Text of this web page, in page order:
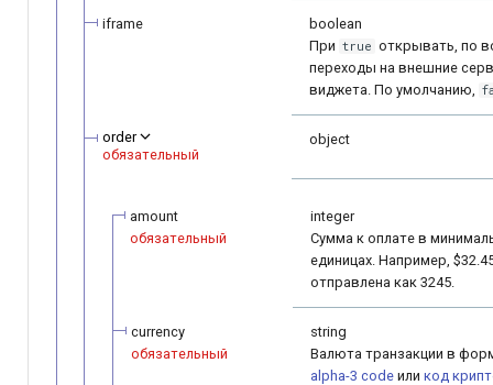
SberPay
Система Быстрых
Платежей (SBP)
SlickPay (deeplink)
iframe
boolean
При true открывать, по
переходы на внешние
виджета. По умолчанию,
order
обязательный
object
amount
обязательный
integer
Сумма к оплате в
единицах. Например,
отправлена как 3245.
currency
обязательный
string
Валюта транзакции в
alpha-3 code или код